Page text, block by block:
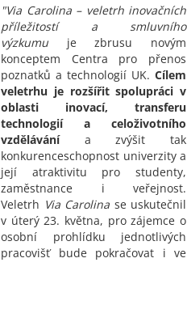
"Via Carolina – veletrh inovačních
příležitostí a smluvního
výzkumu je zbrusu novým
konceptem Centra pro přenos
poznatků a technologií UK. Cílem
veletrhu je rozšířit spolupráci v
oblasti inovací, transferu
technologií a celoživotního
vzdělávánía zvýšit tak
konkurenceschopnost univerzity a
její atraktivitu pro studenty,
zaměstnance i veřejnost.
Veletrh Via Carolina se uskutečnil
v úterý 23. května, pro zájemce o
osobní prohlídku jednotlivých
pracovišť bude pokračovat i ve